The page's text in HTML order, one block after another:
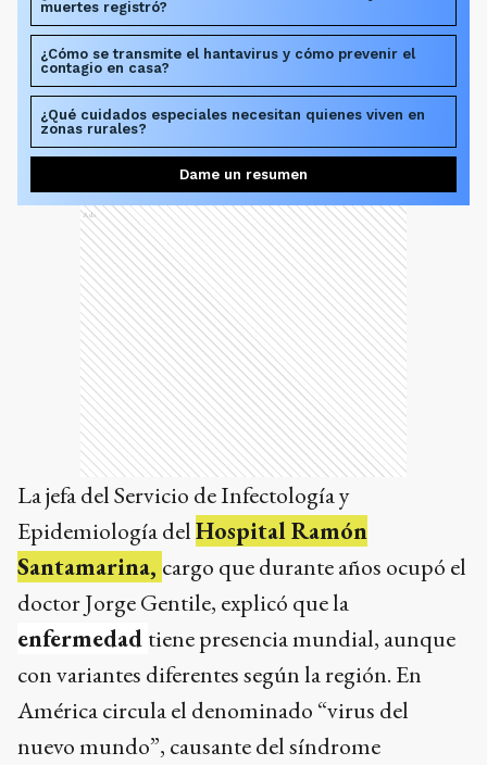
muertes registró?
¿Cómo se transmite el hantavirus y cómo prevenir el
contagio en casa?
¿Qué cuidados especiales necesitan quienes viven en
zonas rurales?
Dame un resumen
Ads
La jefa del Servicio de Infectología y
Epidemiología delHospital Ramón
Santamarina, cargo que durante años ocupó el
doctor Jorge Gentile, explicó que la
enfermedad tiene presencia mundial, aunque
con variantes diferentes según la región. En
América circula el denominado “virus del
nuevo mundo”, causante del síndrome